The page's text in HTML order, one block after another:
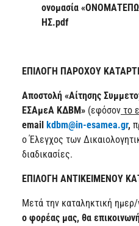
ονομασία
ΗΣ.pdf
ΕΠΙΛΟΓΗ ΠΑΡΟΧΟΥ
Αποστολή «Αίτησης
ΕΣΑμεΑ ΚΔΒΜ» (εφόσον το
email kdbm@in-esamea.gr,
ο Έλεγχος των
διαδικασίες.
ΕΠΙΛΟΓΗ ΑΝΤΙΚΕΙΜΕΝΟΥ
Μετά την καταληκτική
ο φορέας μας, θα